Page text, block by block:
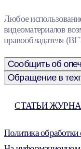
Любое
видеоматериалов
правообладателя
Сообщить об
Обращение в
СТАТЬИ
Политика